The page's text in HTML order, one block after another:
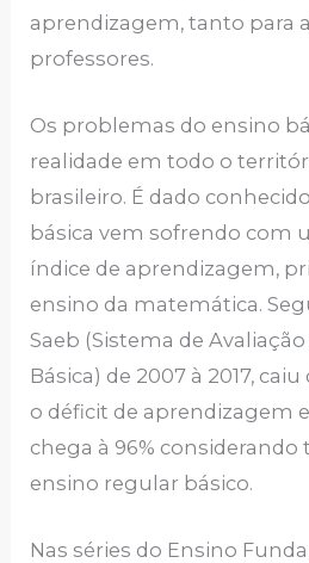
aprendizagem, tanto para
professores.
Os problemas do ensino
realidade em todo o
brasileiro. É dado
básica vem sofrendo com
índice de aprendizagem,
ensino da matemática.
Saeb (Sistema de
Básica) de 2007 à 2017, caiu
o déficit de aprendizagem
chega à 96% considerando
ensino regular básico.
Nas séries do Ensino